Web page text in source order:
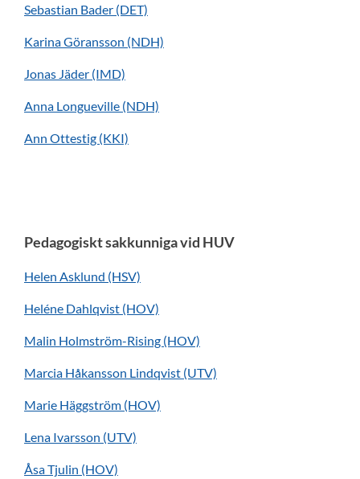
Sebastian Bader (DET)
Karina Göransson (NDH)
Jonas Jäder (IMD)
Anna Longueville (NDH)
Ann Ottestig (KKI)
Pedagogiskt sakkunniga vid HUV
Helen Asklund (HSV)
Heléne Dahlqvist (HOV)
Malin Holmström-Rising (HOV)
Marcia Håkansson Lindqvist (UTV)
Marie Häggström (HOV)
Lena Ivarsson (UTV)
Åsa Tjulin (HOV)